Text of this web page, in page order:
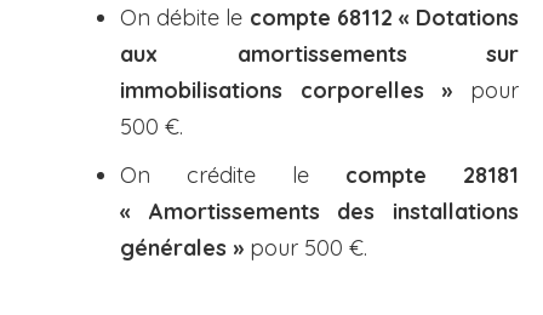
On débite le compte 68112 « Dotations
aux amortissements sur
immobilisations corporelles » pour
500 €.
On crédite le compte 28181
« Amortissements des installations
générales » pour 500 €.